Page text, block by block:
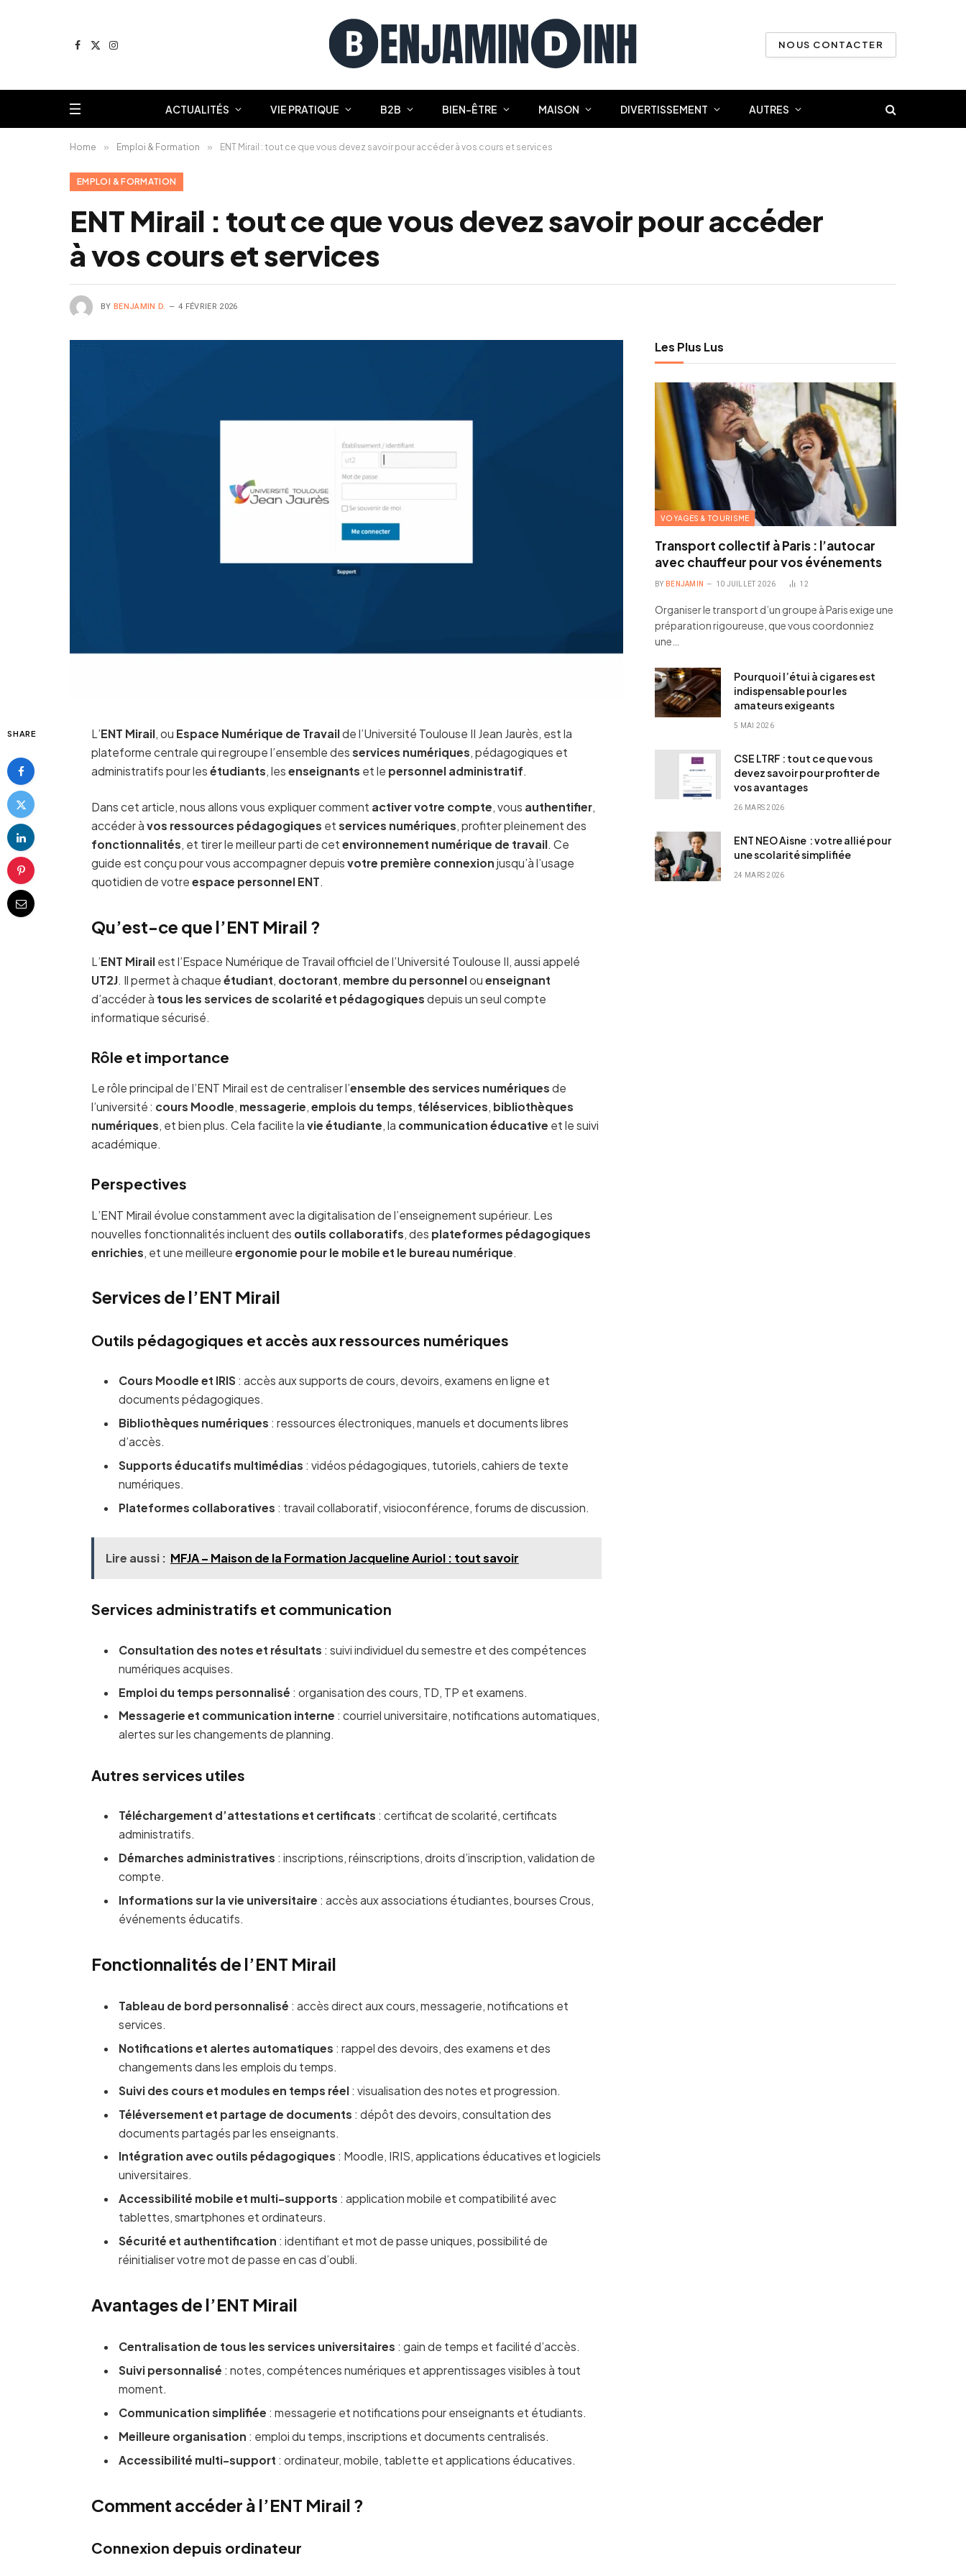
Facebook
X
Instagram NOUS CONTACTER
ACTUALITÉS VIE PRATIQUE B2B BIEN-ÊTRE MAISON DIVERTISSEMENT AUTRES
Home » Emploi & Formation » ENT Mirail : tout ce que vous devez savoir pour accéder à vos cours et services
EMPLOI & FORMATION
ENT Mirail : tout ce que vous devez savoir pour accéder
à vos cours et services
BY BENJAMIN D. 4 FÉVRIER 2026
SHARE L’ENT Mirail, ou Espace Numérique de Travailde l’Université Toulouse II Jean Jaurès, est la
plateforme centrale qui regroupe l’ensemble desservices numériques, pédagogiques et
administratifs pour lesétudiants, lesenseignants et le personnel administratif.
Dans cet article, nous allons vous expliquer comment activer votre compte, vous authentifier,
accéder àvos ressources pédagogiques etservices numériques, profiter pleinement des
fonctionnalités, et tirer le meilleur parti de cetenvironnement numérique de travail. Ce
guide est conçu pour vous accompagner depuisvotre première connexion jusqu’à l’usage
quotidien de votreespace personnel ENT.
Qu’est-ce que l’ENT Mirail ?
L’ENT Mirail est l’Espace Numérique de Travail officiel de l’Université Toulouse II, aussi appelé
UT2J. Il permet à chaqueétudiant, doctorant, membre du personnelouenseignant
d’accéder à tous les services de scolarité et pédagogiques depuis un seul compte
informatique sécurisé.
Rôle et importance
Le rôle principal de l’ENT Mirail est de centraliser l’ensemble des services numériques de
l’université : cours Moodle, messagerie,emplois du temps, téléservices, bibliothèques
numériques, et bien plus. Cela facilite lavie étudiante, la communication éducative et le suivi
académique.
Perspectives
L’ENT Mirail évolue constamment avec la digitalisation de l’enseignement supérieur. Les
nouvelles fonctionnalités incluent des outils collaboratifs , des plateformes pédagogiques
enrichies , et une meilleureergonomie pour le mobile et le bureau numérique
Services de l’ENT Mirail
Outils pédagogiques et accès aux ressources numériques
Cours Moodle et IRIS : accès aux supports de cours, devoirs, examens en ligne et
documents pédagogiques.
Bibliothèques numériques : ressources électroniques, manuels et documents libres
d’accès.
Supports éducatifs multimédias : vidéos pédagogiques, tutoriels, cahiers de texte
numériques.
Plateformes collaboratives : travail collaboratif, visioconférence, forums de discussion.
Lire aussi : MFJA – Maison de la Formation Jacqueline Auriol : tout savoir
Services administratifs et communication
Consultation des notes et résultats : suivi individuel du semestre et des compétences
numériques acquises.
Emploi du temps personnalisé : organisation des cours, TD, TP et examens.
Messagerie et communication interne : courriel universitaire, notifications automatiques,
alertes sur les changements de planning.
Autres services utiles
Téléchargement d’attestations et certificats : certificat de scolarité, certificats
administratifs.
Démarches administratives : inscriptions, réinscriptions, droits d’inscription, validation de
compte.
Informations sur la vie universitaire : accès aux associations étudiantes, bourses Crous,
événements éducatifs.
Fonctionnalités de l’ENT Mirail
Tableau de bord personnalisé : accès direct aux cours, messagerie, notifications et
services.
Notifications et alertes automatiques : rappel des devoirs, des examens et des
changements dans les emplois du temps.
Suivi des cours et modules en temps réel : visualisation des notes et progression.
Téléversement et partage de documents : dépôt des devoirs, consultation des
documents partagés par les enseignants.
Intégration avec outils pédagogiques : Moodle, IRIS, applications éducatives et logiciels
universitaires.
Accessibilité mobile et multi-supports : application mobile et compatibilité avec
tablettes, smartphones et ordinateurs.
Sécurité et authentification : identifiant et mot de passe uniques, possibilité de
réinitialiser votre mot de passe en cas d’oubli.
Avantages de l’ENT Mirail
Centralisation de tous les services universitaires : gain de temps et facilité d’accès.
Suivi personnalisé : notes, compétences numériques et apprentissages visibles à tout
moment.
Communication simplifiée : messagerie et notifications pour enseignants et étudiants.
Meilleure organisation : emploi du temps, inscriptions et documents centralisés.
Accessibilité multi-support : ordinateur, mobile, tablette et applications éducatives.
Comment accéder à l’ENT Mirail ?
Connexion depuis ordinateur
Les Plus Lus
VOYAGES & TOURISME
Transport collectif à Paris : l’autocar
avec chauffeur pour vos événements
BY BENJAMIN 10 JUILLET 2026 12
Organiser le transport d’un groupe à Paris exige une
préparation rigoureuse, que vous coordonniez
une…
Pourquoi l’étui à cigares est
indispensable pour les
amateurs exigeants
5 MAI 2026
CSE LTRF : tout ce que vous
devez savoir pour profiter de
vos avantages
26 MARS 2026
ENT NEO Aisne : votre allié pour
une scolarité simplifiée
24 MARS 2026